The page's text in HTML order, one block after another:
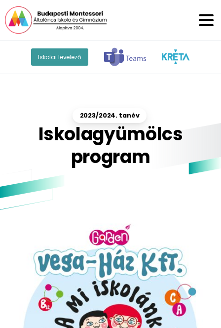
Iskolai levelező
2023/2024. tanév
Iskolagyümölcs
program